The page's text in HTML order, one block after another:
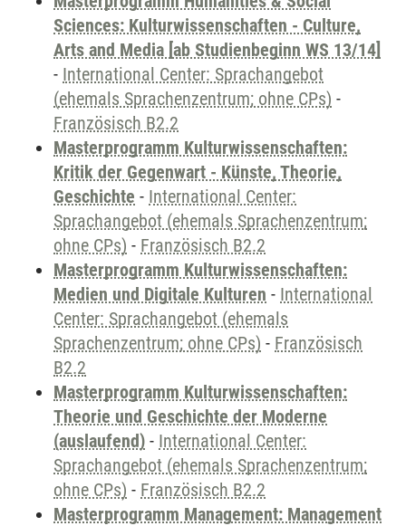
Sciences: Kulturwissenschaften - Culture,
Arts and Media [ab Studienbeginn WS 13/14]
- International Center: Sprachangebot
(ehemals Sprachenzentrum; ohne CPs) -
Französisch B2.2
Masterprogramm Kulturwissenschaften:
Kritik der Gegenwart - Künste, Theorie,
Geschichte - International Center:
Sprachangebot (ehemals Sprachenzentrum;
ohne CPs) - Französisch B2.2
Masterprogramm Kulturwissenschaften:
Medien und Digitale Kulturen - International
Center: Sprachangebot (ehemals
Sprachenzentrum; ohne CPs) - Französisch
B2.2
Masterprogramm Kulturwissenschaften:
Theorie und Geschichte der Moderne
(auslaufend) - International Center:
Sprachangebot (ehemals Sprachenzentrum;
ohne CPs) - Französisch B2.2
Masterprogramm Management: Management